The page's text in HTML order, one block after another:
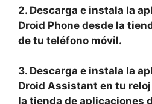
2. Descarga e instala la
Droid Phone desde la
de tu teléfono móvil.
3. Descarga e instala la
Droid Assistant en tu
la tienda de aplicaciones